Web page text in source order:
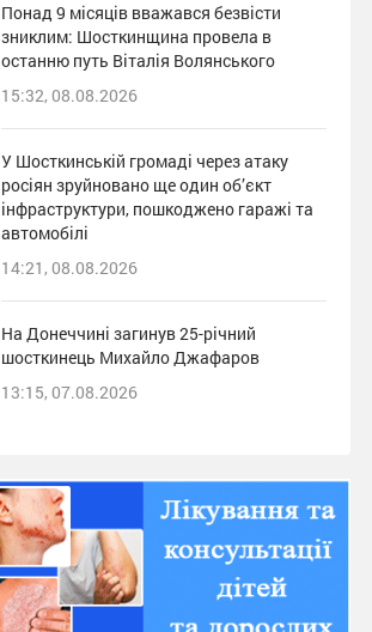
Понад 9 місяців вважався безвісти
зниклим: Шосткинщина провела в
останню путь Віталія Волянського
15:32, 08.08.2026
У Шосткинській громаді через атаку
росіян зруйновано ще один об’єкт
інфраструктури, пошкоджено гаражі та
автомобілі
14:21, 08.08.2026
На Донеччині загинув 25-річний
шосткинець Михайло Джафаров
13:15, 07.08.2026